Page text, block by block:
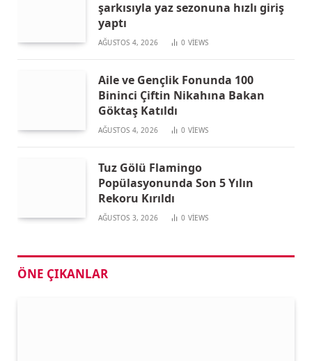
şarkısıyla yaz sezonuna hızlı giriş
yaptı
AĞUSTOS 4, 2026 0 VIEWS
Aile ve Gençlik Fonunda 100
Bininci Çiftin Nikahına Bakan
Göktaş Katıldı
AĞUSTOS 4, 2026 0 VIEWS
Tuz Gölü Flamingo
Popülasyonunda Son 5 Yılın
Rekoru Kırıldı
AĞUSTOS 3, 2026 0 VIEWS
ÖNE ÇIKANLAR